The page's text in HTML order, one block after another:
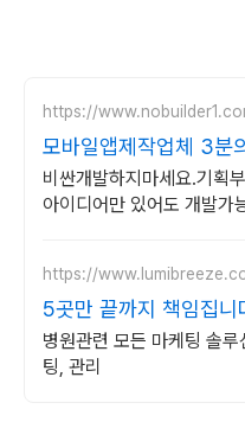
https://
모바일앱제작업체 3분
비싼개발하지마세요.기획
아이디어만 있어도 개발가
https://
5곳만 끝까지 책임집니
병원관련 모든 마케팅 솔
팅, 관리